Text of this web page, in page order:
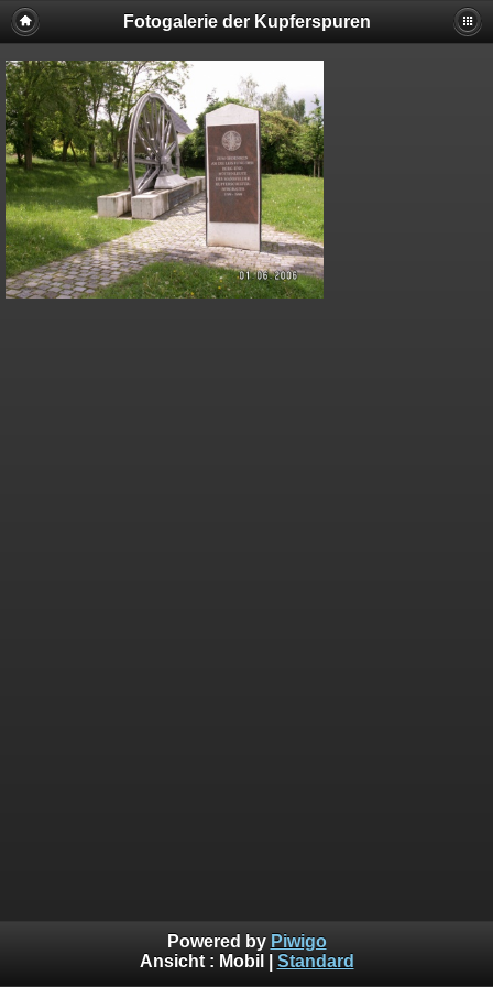
Fotogalerie der Kupferspuren
Powered by Piwigo
Ansicht : Mobil Standard